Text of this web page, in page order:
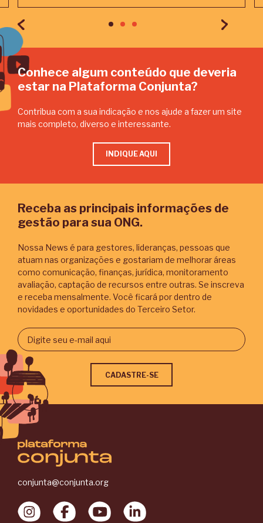
Conhece algum conteúdo que deveria
estar na Plataforma Conjunta?
Contribua com a sua indicação e nos ajude a fazer um site
mais completo, diverso e interessante.
INDIQUE AQUI
Receba as principais informações de
gestão para sua ONG.
Nossa News é para gestores, lideranças, pessoas que
atuam nas organizações e gostariam de melhorar áreas
como comunicação, finanças, jurídica, monitoramento
avaliação, captação de recursos entre outras. Se inscreva
e receba mensalmente. Você ficará por dentro de
novidades e oportunidades do Terceiro Setor.
conjunta@conjunta.org